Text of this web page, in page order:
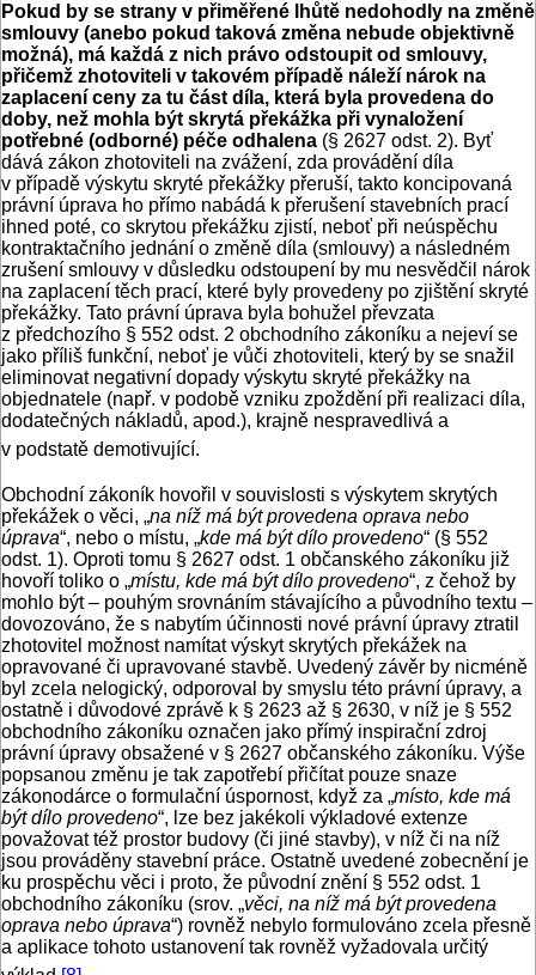
Pokud by se strany v přiměřené lhůtě nedohodly na změně
smlouvy (anebo pokud taková změna nebude objektivně
možná), má každá z nich právo odstoupit od smlouvy,
přičemž zhotoviteli v takovém případě náleží nárok na
zaplacení ceny za tu část díla, která byla provedena do
doby, než mohla být skrytá překážka při vynaložení
potřebné (odborné) péče odhalena (§ 2627 odst. 2). Byť
dává zákon zhotoviteli na zvážení, zda provádění díla
v případě výskytu skryté překážky přeruší, takto koncipovaná
právní úprava ho přímo nabádá k přerušení stavebních prací
ihned poté, co skrytou překážku zjistí, neboť při neúspěchu
kontraktačního jednání o změně díla (smlouvy) a následném
zrušení smlouvy v důsledku odstoupení by mu nesvědčil nárok
na zaplacení těch prací, které byly provedeny po zjištění skryté
překážky. Tato právní úprava byla bohužel převzata
z předchozího § 552 odst. 2 obchodního zákoníku a nejeví se
jako příliš funkční, neboť je vůči zhotoviteli, který by se snažil
eliminovat negativní dopady výskytu skryté překážky na
objednatele (např. v podobě vzniku zpoždění při realizaci díla,
dodatečných nákladů, apod.), krajně nespravedlivá a
v podstatě demotivující.
Obchodní zákoník hovořil v souvislosti s výskytem skrytých
překážek o věci, „na níž má být provedena oprava nebo
úprava“, nebo o místu, „kde má být dílo provedeno“ (§ 552
odst. 1). Oproti tomu § 2627 odst. 1 občanského zákoníku již
hovoří toliko o „místu, kde má být dílo provedeno“, z čehož by
mohlo být – pouhým srovnáním stávajícího a původního textu –
dovozováno, že s nabytím účinnosti nové právní úpravy ztratil
zhotovitel možnost namítat výskyt skrytých překážek na
opravované či upravované stavbě. Uvedený závěr by nicméně
byl zcela nelogický, odporoval by smyslu této právní úpravy, a
ostatně i důvodové zprávě k § 2623 až § 2630, v níž je § 552
obchodního zákoníku označen jako přímý inspirační zdroj
právní úpravy obsažené v § 2627 občanského zákoníku. Výše
popsanou změnu je tak zapotřebí přičítat pouze snaze
zákonodárce o formulační úspornost, když za „místo, kde má
být dílo provedeno“, lze bez jakékoli výkladové extenze
považovat též prostor budovy (či jiné stavby), v níž či na níž
jsou prováděny stavební práce. Ostatně uvedené zobecnění je
ku prospěchu věci i proto, že původní znění § 552 odst. 1
obchodního zákoníku (srov. „věci, na níž má být provedena
oprava nebo úprava“) rovněž nebylo formulováno zcela přesně
a aplikace tohoto ustanovení tak rovněž vyžadovala určitý